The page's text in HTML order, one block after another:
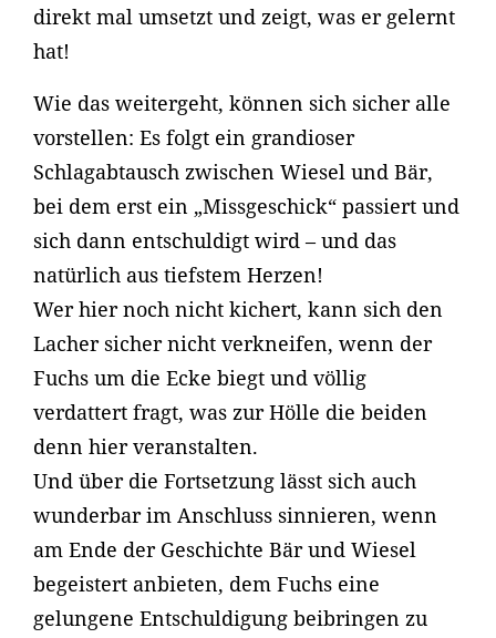
direkt mal umsetzt und zeigt, was er gelernt
hat!
Wie das weitergeht, können sich sicher alle
vorstellen: Es folgt ein grandioser
Schlagabtausch zwischen Wiesel und Bär,
bei dem erst ein „Missgeschick“ passiert und
sich dann entschuldigt wird – und das
natürlich aus tiefstem Herzen!
Wer hier noch nicht kichert, kann sich den
Lacher sicher nicht verkneifen, wenn der
Fuchs um die Ecke biegt und völlig
verdattert fragt, was zur Hölle die beiden
denn hier veranstalten.
Und über die Fortsetzung lässt sich auch
wunderbar im Anschluss sinnieren, wenn
am Ende der Geschichte Bär und Wiesel
begeistert anbieten, dem Fuchs eine
gelungene Entschuldigung beibringen zu